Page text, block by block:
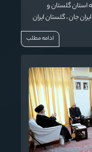
استان گلستان و
جان ، گلستان ایران
آن در سیمای
ادامه مطلب